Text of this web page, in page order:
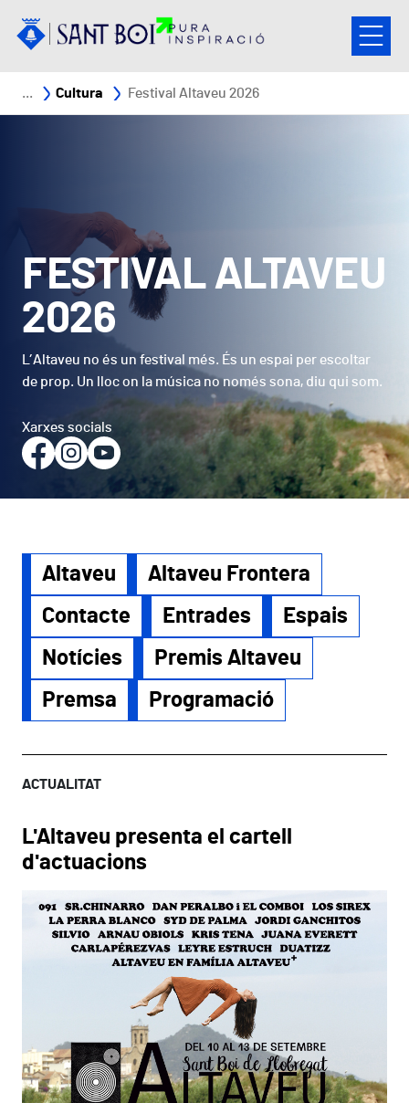
Fil d'ariadna
Cultura Festival Altaveu 2026
FESTIVAL ALTAVEU
2026
L’Altaveu no és un festival més. És un espai per escoltar
de prop. Un lloc on la música no només sona, diu qui som.
Xarxes socials
Altaveu
Altaveu Frontera
Contacte
Entrades
Espais
Notícies
Premis Altaveu
Premsa
Programació
ACTUALITAT
L'Altaveu presenta el cartell
d'actuacions